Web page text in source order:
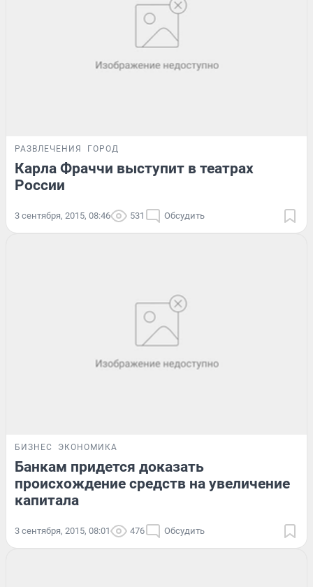
РАЗВЛЕЧЕНИЯ ГОРОД
Карла Фраччи выступит в театрах
России
3 сентября, 2015, 08:46 531 Обсудить
БИЗНЕС ЭКОНОМИКА
Банкам придется доказать
происхождение средств на увеличение
капитала
3 сентября, 2015, 08:01 476 Обсудить